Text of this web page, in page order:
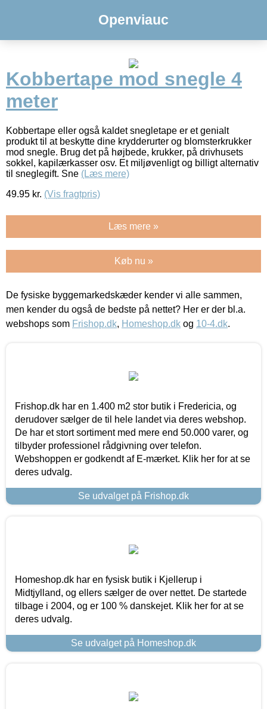
Openviauc
Kobbertape mod snegle 4
meter
Kobbertape eller også kaldet snegletape er et genialt
produkt til at beskytte dine krydderurter og blomsterkrukker
mod snegle. Brug det på højbede, krukker, på drivhusets
sokkel, kapilærkasser osv. Et miljøvenligt og billigt alternativ
til sneglegift. Sne (Læs mere)
49.95 kr. (Vis fragtpris)
Læs mere »
Køb nu »
De fysiske byggemarkedskæder kender vi alle sammen,
men kender du også de bedste på nettet? Her er der bl.a.
webshops som Frishop.dk, Homeshop.dk og 10-4.dk.
Frishop.dk har en 1.400 m2 stor butik i Fredericia, og
derudover sælger de til hele landet via deres webshop.
De har et stort sortiment med mere end 50.000 varer, og
tilbyder professionel rådgivning over telefon.
Webshoppen er godkendt af E-mærket. Klik her for at se
deres udvalg.
Se udvalget på Frishop.dk
Homeshop.dk har en fysisk butik i Kjellerup i
Midtjylland, og ellers sælger de over nettet. De startede
tilbage i 2004, og er 100 % danskejet. Klik her for at se
deres udvalg.
Se udvalget på Homeshop.dk